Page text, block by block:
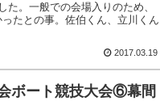
。一般での会場入りのため、
たとの事。佐伯くん、立川くん
2017.03.19
ボート競技大会⑥幕間